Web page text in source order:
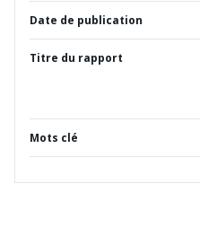
Date de publication
Titre du rapport
Mots clé